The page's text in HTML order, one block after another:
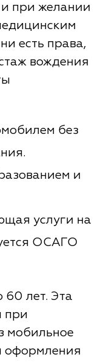
при желании
есть права,
вождения
без
и
услуги на
ОСАГО
60 лет. Эта
при
мобильное
оформления